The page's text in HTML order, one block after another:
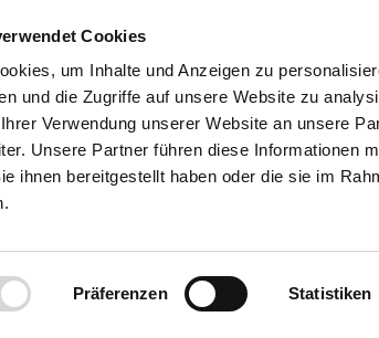
Cookies
um Inhalte und Anzeigen zu
und die Zugriffe auf unsere Website zu
Verwendung unserer Website an unsere
Unsere Partner führen diese Informationen
ihnen bereitgestellt haben oder die sie im
Präferenzen Statistiken
Forst
Magazin